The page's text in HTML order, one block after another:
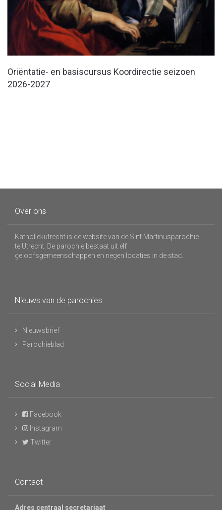
Oriëntatie- en basiscursus Koordirectie seizoen
2026-2027
Over ons
Katholiekutrecht is de website van de Sint Martinusparochie
te Utrecht. De parochie bestaat uit elf
geloofsgemeenschappen en negen locaties in de stad.
Nieuws van de parochies
Nieuwsbrief
Parochieblad
Social Media
Facebook
Instagram
Twitter
Contact
Adres centraal secretariaat